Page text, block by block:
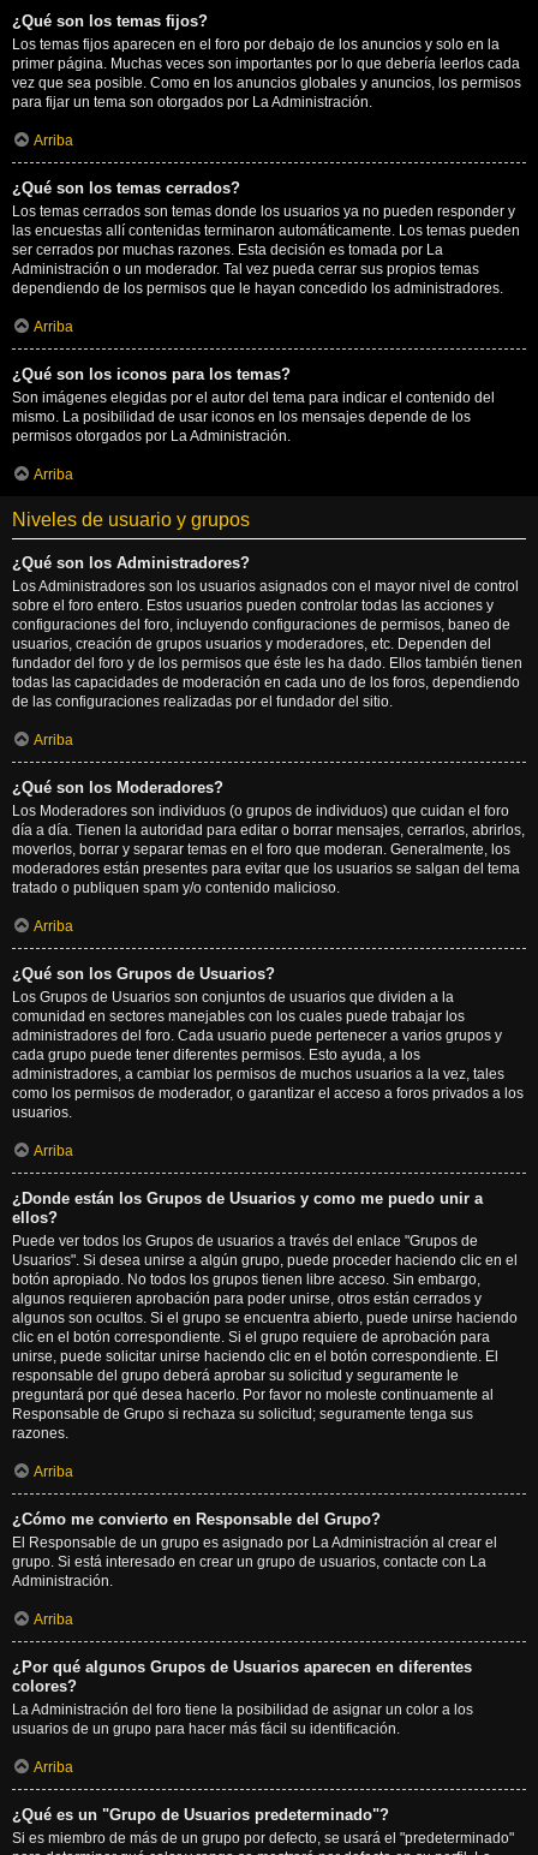
¿Qué son los temas fijos?
Los temas fijos aparecen en el foro por debajo de los anuncios y solo en la
primer página. Muchas veces son importantes por lo que debería leerlos cada
vez que sea posible. Como en los anuncios globales y anuncios, los permisos
para fijar un tema son otorgados por La Administración.
Arriba
¿Qué son los temas cerrados?
Los temas cerrados son temas donde los usuarios ya no pueden responder y
las encuestas allí contenidas terminaron automáticamente. Los temas pueden
ser cerrados por muchas razones. Esta decisión es tomada por La
Administración o un moderador. Tal vez pueda cerrar sus propios temas
dependiendo de los permisos que le hayan concedido los administradores.
Arriba
¿Qué son los iconos para los temas?
Son imágenes elegidas por el autor del tema para indicar el contenido del
mismo. La posibilidad de usar iconos en los mensajes depende de los
permisos otorgados por La Administración.
Arriba
Niveles de usuario y grupos
¿Qué son los Administradores?
Los Administradores son los usuarios asignados con el mayor nivel de control
sobre el foro entero. Estos usuarios pueden controlar todas las acciones y
configuraciones del foro, incluyendo configuraciones de permisos, baneo de
usuarios, creación de grupos usuarios y moderadores, etc. Dependen del
fundador del foro y de los permisos que éste les ha dado. Ellos también tienen
todas las capacidades de moderación en cada uno de los foros, dependiendo
de las configuraciones realizadas por el fundador del sitio.
Arriba
¿Qué son los Moderadores?
Los Moderadores son individuos (o grupos de individuos) que cuidan el foro
día a día. Tienen la autoridad para editar o borrar mensajes, cerrarlos, abrirlos,
moverlos, borrar y separar temas en el foro que moderan. Generalmente, los
moderadores están presentes para evitar que los usuarios se salgan del tema
tratado o publiquen spam y/o contenido malicioso.
Arriba
¿Qué son los Grupos de Usuarios?
Los Grupos de Usuarios son conjuntos de usuarios que dividen a la
comunidad en sectores manejables con los cuales puede trabajar los
administradores del foro. Cada usuario puede pertenecer a varios grupos y
cada grupo puede tener diferentes permisos. Esto ayuda, a los
administradores, a cambiar los permisos de muchos usuarios a la vez, tales
como los permisos de moderador, o garantizar el acceso a foros privados a los
usuarios.
Arriba
¿Donde están los Grupos de Usuarios y como me puedo unir a
ellos?
Puede ver todos los Grupos de usuarios a través del enlace "Grupos de
Usuarios". Si desea unirse a algún grupo, puede proceder haciendo clic en el
botón apropiado. No todos los grupos tienen libre acceso. Sin embargo,
algunos requieren aprobación para poder unirse, otros están cerrados y
algunos son ocultos. Si el grupo se encuentra abierto, puede unirse haciendo
clic en el botón correspondiente. Si el grupo requiere de aprobación para
unirse, puede solicitar unirse haciendo clic en el botón correspondiente. El
responsable del grupo deberá aprobar su solicitud y seguramente le
preguntará por qué desea hacerlo. Por favor no moleste continuamente al
Responsable de Grupo si rechaza su solicitud; seguramente tenga sus
razones.
Arriba
¿Cómo me convierto en Responsable del Grupo?
El Responsable de un grupo es asignado por La Administración al crear el
grupo. Si está interesado en crear un grupo de usuarios, contacte con La
Administración.
Arriba
¿Por qué algunos Grupos de Usuarios aparecen en diferentes
colores?
La Administración del foro tiene la posibilidad de asignar un color a los
usuarios de un grupo para hacer más fácil su identificación.
Arriba
¿Qué es un "Grupo de Usuarios predeterminado"?
Si es miembro de más de un grupo por defecto, se usará el "predeterminado"